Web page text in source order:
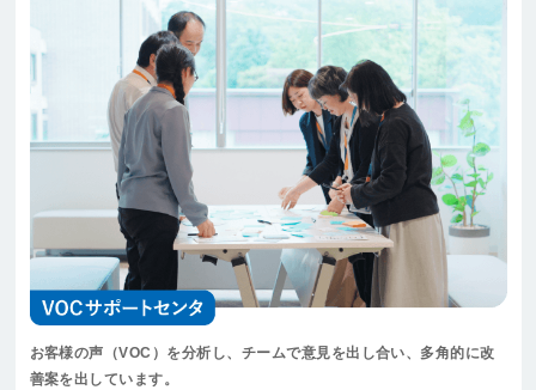
お客様の声（VOC）を分析し、チームで意見を出し合い、多角的に改
善案を出しています。